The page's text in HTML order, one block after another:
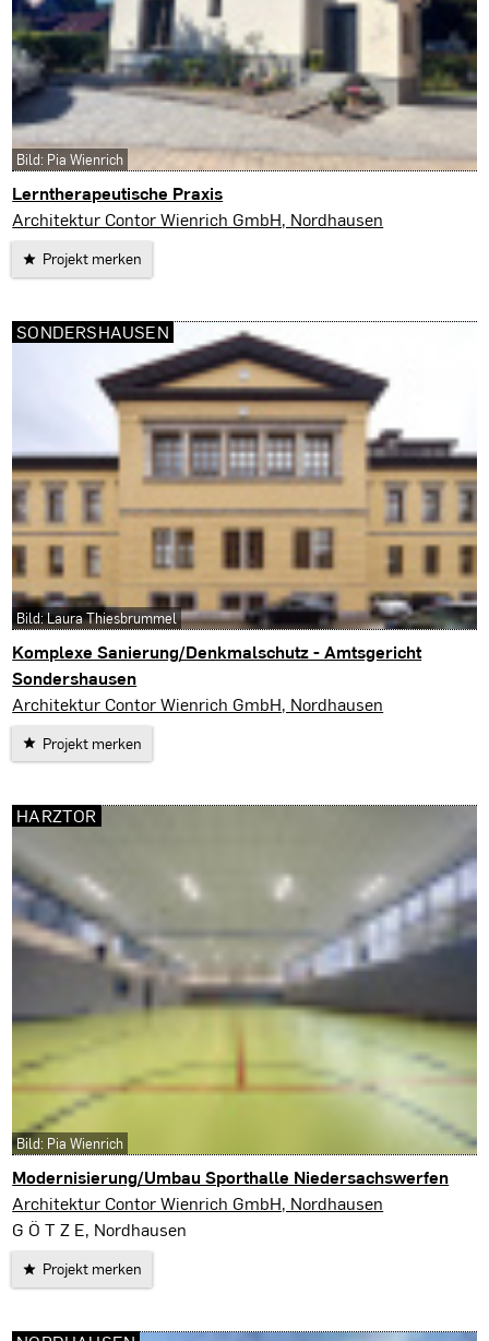
Lerntherapeutische Praxis
Nordhausen
Architektur Contor Wienrich GmbH, Nordhausen
Projekt merken
Bild: Pia Wienrich
Komplexe Sanierung/Denkmalschutz - Amtsgericht
Sondershausen
Sondershausen
Architektur Contor Wienrich GmbH, Nordhausen
Projekt merken
SONDERSHAUSEN
Bild: Laura Thiesbrummel
Modernisierung/Umbau Sporthalle Niedersachswerfen
Harztor
Architektur Contor Wienrich GmbH, Nordhausen
G Ö T Z E, Nordhausen
Projekt merken
HARZTOR
Bild: Pia Wienrich